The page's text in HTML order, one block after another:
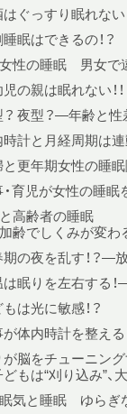
ぐっすり眠れない
眠はできるの！？
性の睡眠 男女で
の親は眠れない！！
？ 夜型？—年齢と
計と月経周期は連
更年期女性の睡
育児が女性の睡眠
高齢者の睡眠
齢でしくみが変わ
期の夜を乱す！？—
は眠りを左右する
は光に敏感！？
体内時計を整える
脳をチューニング
もは“刈り込み”、
気と睡眠 ゆらぎ